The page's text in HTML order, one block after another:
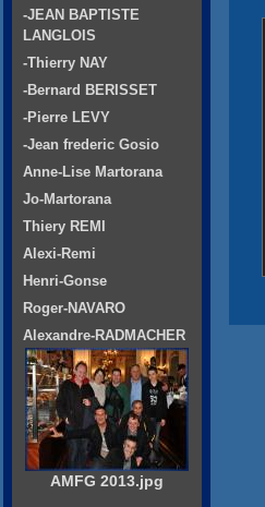
-JEAN BAPTISTE
LANGLOIS
-Thierry NAY
-Bernard BERISSET
-Pierre LEVY
-Jean frederic Gosio
Anne-Lise Martorana
Jo-Martorana
Thiery REMI
Alexi-Remi
Henri-Gonse
Roger-NAVARO
Alexandre-RADMACHER
AMFG 2013.jpg